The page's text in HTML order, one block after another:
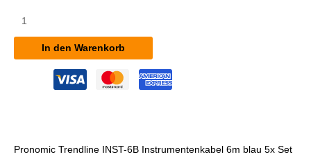
Trendline
6B
Instrumentenkabel
Menge
In den Warenkorb
Pronomic Trendline INST-6B Instrumentenkabel 6m blau 5x Set